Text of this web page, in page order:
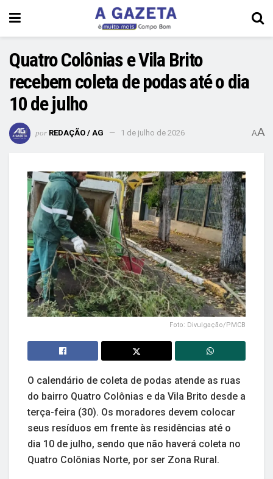
Quatro Colônias e Vila Brito
recebem coleta de podas até o dia
10 de julho
por REDAÇÃO / AG 1 de julho de 2026 AA
Foto: Divulgação/PMCB
O calendário de coleta de podas atende as ruas
do bairro Quatro Colônias e da Vila Brito desde a
terça-feira (30). Os moradores devem colocar
seus resíduos em frente às residências até o
dia 10 de julho, sendo que não haverá coleta no
Quatro Colônias Norte, por ser Zona Rural.